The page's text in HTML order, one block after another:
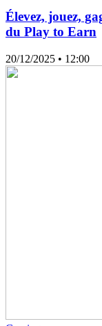
Élevez, jouez,
du Play to Earn
20/12/2025 • 12:00